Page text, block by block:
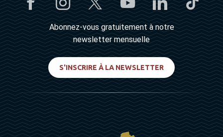
Abonnez-vous gratuitement à notre
newsletter mensuelle
S'INSCRIRE À LA NEWSLETTER